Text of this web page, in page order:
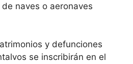
naves o aeronaves
y defunciones
se inscribirán en el